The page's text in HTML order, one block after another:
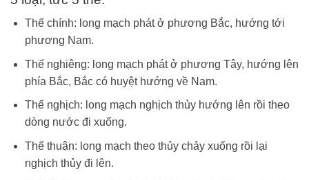
Thế chính: long mạch phát ở phương Bắc, hướng tới
phương Nam.
Thế nghiêng: long mạch phát ở phương Tây, hướng lên
phía Bắc, Bắc có huyệt hướng về Nam.
Thế nghịch: long mạch nghịch thủy hướng lên rồi theo
dòng nước đi xuống.
Thế thuận: long mạch theo thủy chảy xuống rồi lại
nghịch thủy đi lên.